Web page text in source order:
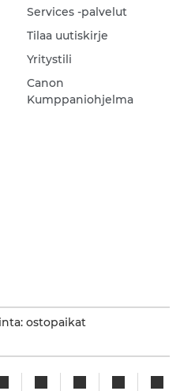
Services -palvelut
Tilaa uutiskirje
Yritystili
Canon
Kumppaniohjelma
ostopaikat